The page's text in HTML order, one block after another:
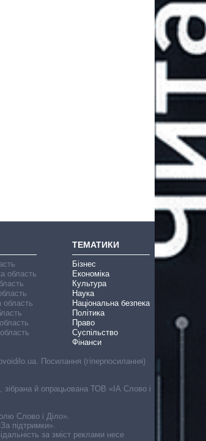
область
область
ТЕМАТИКИ
Бізнес
Економіка
Культура
Наука
Національна безпека
Політика
Право
Суспільство
Фінанси
Посилання (гіперпосилання)
зібрана й опрацьована ТОВ «ІА Слово і
Слово і Діло».
підтримки».
за зміст реклами несе